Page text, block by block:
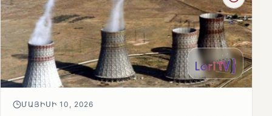
ՄԱՅԻՍԻ 10, 2026